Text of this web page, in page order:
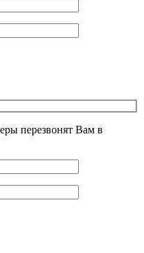
перезвонят Вам в